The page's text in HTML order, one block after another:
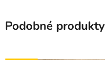
Podobné produkty